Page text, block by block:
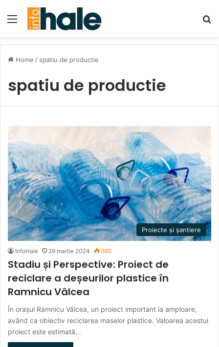
Menu
Home / spatiu de productie
spatiu de productie
Proiecte și șantiere
InfoHale 29 martie 2024 560
Stadiu și Perspective: Proiect de
reciclare a deșeurilor plastice în
Ramnicu Vâlcea
În orașul Ramnicu Vâlcea, un proiect important ia amploare,
având ca obiectiv reciclarea maselor plastice. Valoarea acestui
proiect este estimată…